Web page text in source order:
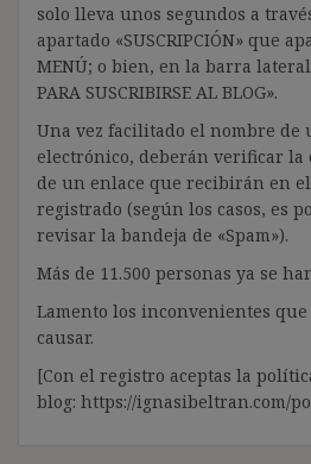
solo lleva unos segundos a
apartado «SUSCRIPCIÓN» que
MENÚ; o bien, en la barra
PARA SUSCRIBIRSE AL BLOG».
Una vez facilitado el nombre de
electrónico, deberán verificar la
de un enlace que recibirán en
registrado (según los casos, es
revisar la bandeja de «Spam»).
Más de 11.500 personas ya se
Lamento los inconvenientes
causar.
[Con el registro aceptas la
blog: https://ignasibeltran.com/